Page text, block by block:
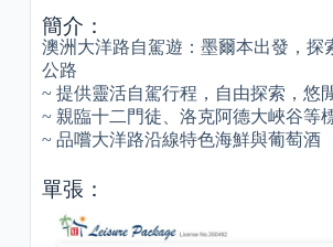
簡介：
澳洲大洋路自駕遊：墨爾本出發，探
公路
~ 提供靈活自駕行程，自由探索，悠
~ 親臨十二門徒、洛克阿德大峽谷等
~ 品嚐大洋路沿線特色海鮮與葡萄酒
單張：